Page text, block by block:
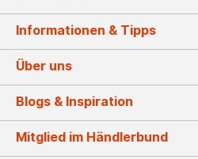
Informationen & Tipps
Über uns
Blogs & Inspiration
Mitglied im Händlerbund